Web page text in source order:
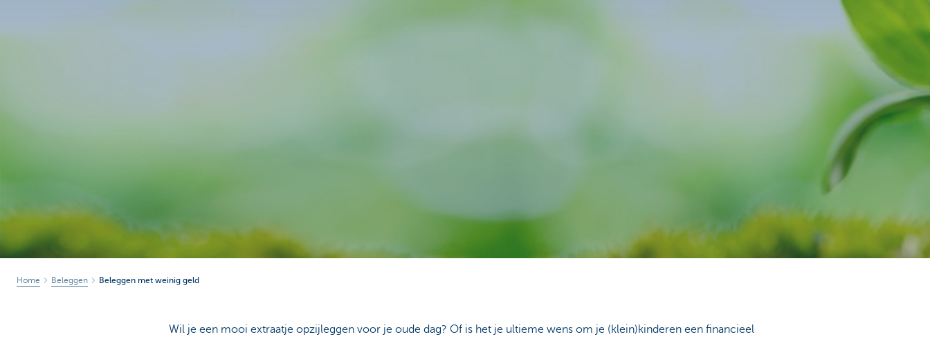
Home Beleggen Beleggen met weinig geld
Wil je een mooi extraatje opzijleggen voor je oude dag? Of is het je ultieme wens om je (klein)kinderen een financieel